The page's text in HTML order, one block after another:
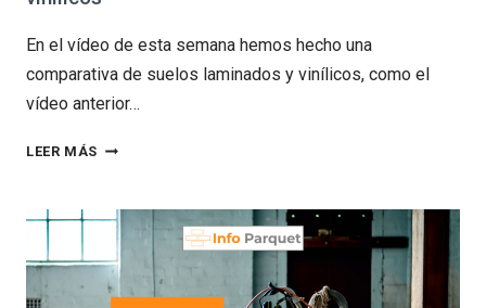
En el vídeo de esta semana hemos hecho una
comparativa de suelos laminados y vinílicos, como el
vídeo anterior…
LEER MÁS VÍDEO
COMPARATIVA
SUELOS
LAMINADOS